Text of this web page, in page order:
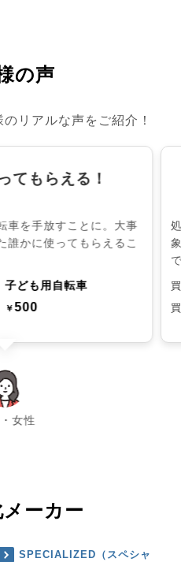
の声
リアルな声をご紹介！
てもらえる！
車を手放すことに。大事
誰かに使ってもらえるこ
子ども用自転車
￥500
女性
chevron_right
ーカー
SPECIALIZED（スペシャ